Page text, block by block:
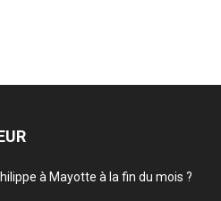
à Mayotte à la fin du mois ?